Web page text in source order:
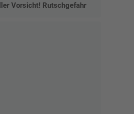
Vorsicht! Rutschgefahr